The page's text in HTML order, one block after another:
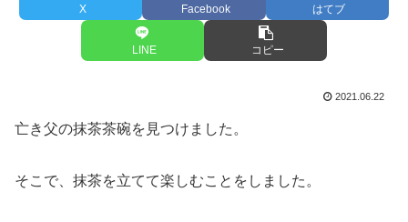
X Facebook はてブ
LINE コピー
2021.06.22
亡き父の抹茶茶碗を見つけました。
そこで、抹茶を立てて楽しむことをしました。